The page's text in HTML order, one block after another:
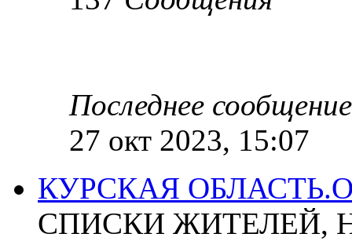
Последнее сообщение
27 окт 2023, 15:07
КУРСКАЯ
СПИСКИ ЖИТЕЛЕЙ,